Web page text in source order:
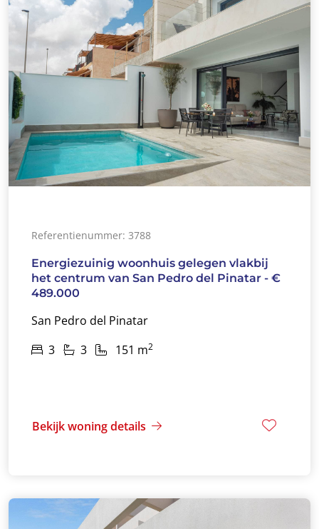
Referentienummer: 3788
Energiezuinig woonhuis gelegen vlakbij
het centrum van San Pedro del Pinatar - €
489.000
San Pedro del Pinatar
3
3 151 m2
Bekijk woning details